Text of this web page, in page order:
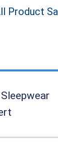
Product